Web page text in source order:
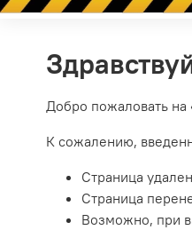
Добро пожаловать на
К сожалению,
Страница
Страница
Возможно, при